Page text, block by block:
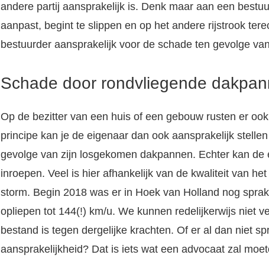
andere partij aansprakelijk is. Denk maar aan een
aanpast, begint te slippen en op het andere rijstrook
bestuurder aansprakelijk voor de schade ten gevolge
Schade door rondvliegende
Op de bezitter van een huis of een gebouw rusten er
principe kan je de eigenaar dan ook aansprakelijk
gevolge van zijn losgekomen dakpannen. Echter kan de
inroepen. Veel is hier afhankelijk van de kwaliteit van
storm. Begin 2018 was er in Hoek van Holland nog
opliepen tot 144(!) km/u. We kunnen redelijkerwijs niet
bestand is tegen dergelijke krachten. Of er al dan niet
aansprakelijkheid? Dat is iets wat een advocaat zal